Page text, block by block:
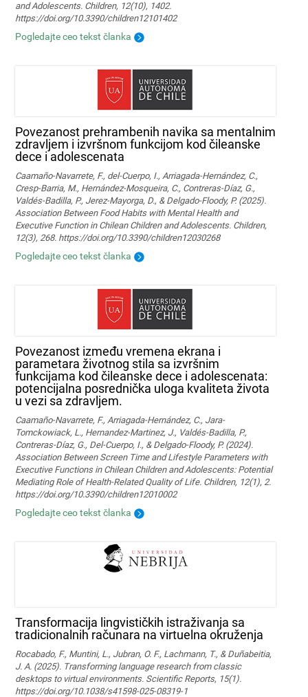
and Adolescents. Children, 12(10), 1402.
https://doi.org/10.3390/children12101402
Pogledajte ceo tekst članka
Povezanost prehrambenih navika sa mentalnim
zdravljem i izvršnom funkcijom kod čileanske
dece i adolescenata
Caamaño-Navarrete, F., del-Cuerpo, I., Arriagada-Hernández, C.,
Cresp-Barria, M., Hernández-Mosqueira, C., Contreras-Díaz, G.,
Valdés-Badilla, P., Jerez-Mayorga, D., & Delgado-Floody, P. (2025).
Association Between Food Habits with Mental Health and
Executive Function in Chilean Children and Adolescents. Children,
12(3), 268. https://doi.org/10.3390/children12030268
Pogledajte ceo tekst članka
Povezanost između vremena ekrana i
parametara životnog stila sa izvršnim
funkcijama kod čileanske dece i adolescenata:
potencijalna posrednička uloga kvaliteta života
u vezi sa zdravljem.
Caamaño-Navarrete, F., Arriagada-Hernández, C., Jara-
Tomckowiack, L., Hernandez-Martinez, J., Valdés-Badilla, P.,
Contreras-Díaz, G., Del-Cuerpo, I., & Delgado-Floody, P. (2024).
Association Between Screen Time and Lifestyle Parameters with
Executive Functions in Chilean Children and Adolescents: Potential
Mediating Role of Health-Related Quality of Life. Children, 12(1), 2.
https://doi.org/10.3390/children12010002
Pogledajte ceo tekst članka
Transformacija lingvističkih istraživanja sa
tradicionalnih računara na virtuelna okruženja
Rocabado, F., Muntini, L., Jubran, O. F., Lachmann, T., & Duñabeitia,
J. A. (2025). Transforming language research from classic
desktops to virtual environments. Scientific Reports, 15(1).
https://doi.org/10.1038/s41598-025-08319-1